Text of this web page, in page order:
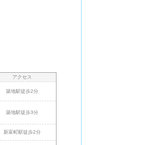
アクセス
築地駅徒歩2分
築地駅徒歩3分
新富町駅徒歩2分